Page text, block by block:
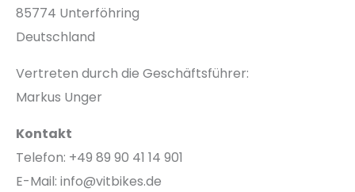
85774 Unterföhring
Deutschland
Vertreten durch die Geschäftsführer:
Markus Unger
Kontakt
Telefon: +49 89 90 41 14 901
E-Mail: info@vitbikes.de